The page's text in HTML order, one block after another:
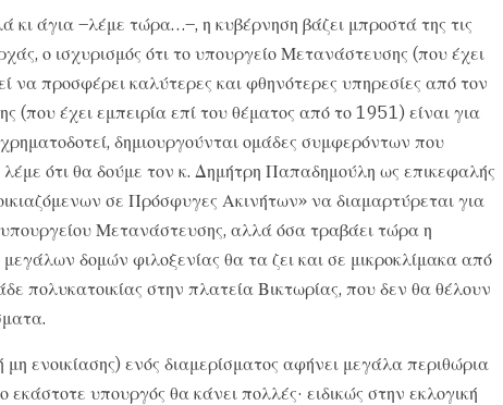
κι άγια –λέμε τώρα…–, η κυβέρνηση βάζει μπροστά της τις
ο ισχυρισμός ότι το υπουργείο Μετανάστευσης (που έχει
να προσφέρει καλύτερες και φθηνότερες υπηρεσίες από τον
(που έχει εμπειρία επί του θέματος από το 1951) είναι για
δημιουργούνται ομάδες συμφερόντων που
ότι θα δούμε τον κ. Δημήτρη Παπαδημούλη ως επικεφαλής
σε Πρόσφυγες Ακινήτων» να διαμαρτύρεται για
Μετανάστευσης, αλλά όσα τραβάει τώρα η
δομών φιλοξενίας θα τα ζει και σε μικροκλίμακα από
πολυκατοικίας στην πλατεία Βικτωρίας, που δεν θα θέλουν
ενοικίασης) ενός διαμερίσματος αφήνει μεγάλα περιθώρια
εκάστοτε υπουργός θα κάνει πολλές· ειδικώς στην εκλογική